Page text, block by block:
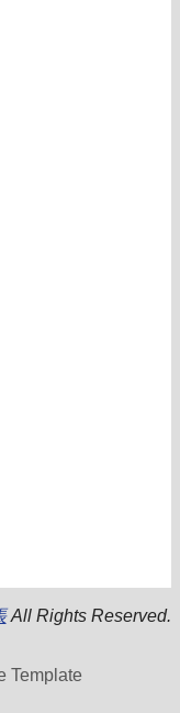
All Rights Reserved.
Template